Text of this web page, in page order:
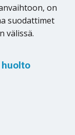
on
suodattimet
välissä.